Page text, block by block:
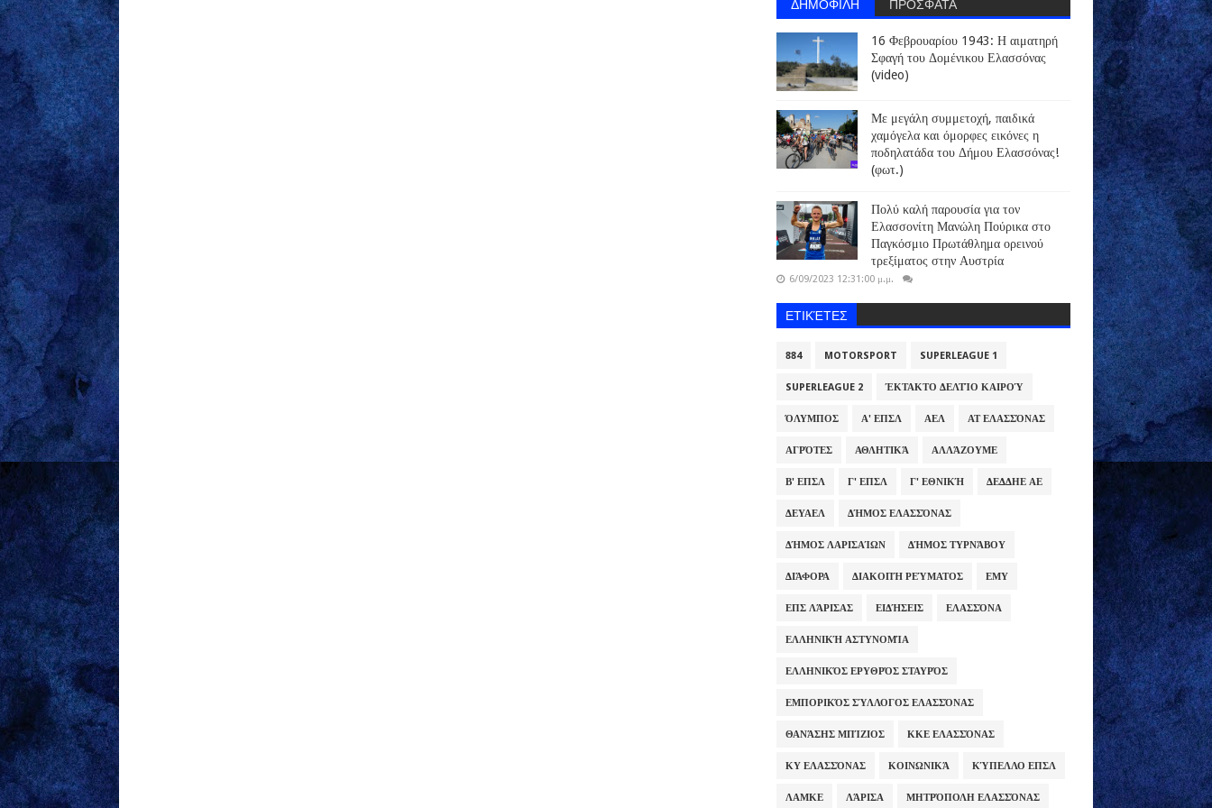
16 Φεβρουαρίου 1943: Η αιματηρή
Σφαγή του Δομένικου Ελασσόνας
(video)
Με μεγάλη συμμετοχή, παιδικά
χαμόγελα και όμορφες εικόνες η
ποδηλατάδα του Δήμου Ελασσόνας!
(φωτ.)
Πολύ καλή παρουσία για τον
Ελασσονίτη Μανώλη Πούρικα στο
Παγκόσμιο Πρωτάθλημα ορεινού
τρεξίματος στην Αυστρία
6/09/2023 12:31:00 μ.μ.
ΕΤΙΚΈΤΕΣ
884 MOTORSPORT SUPERLEAGUE 1
SUPERLEAGUE 2 ΈΚΤΑΚΤΟ ΔΕΛΤΊΟ ΚΑΙΡΟΎ
ΌΛΥΜΠΟΣ Α' ΕΠΣΛ ΑΕΛ ΑΤ ΕΛΑΣΣΌΝΑΣ
ΑΓΡΌΤΕΣ ΑΘΛΗΤΙΚΆ ΑΛΛΆΖΟΥΜΕ
Β' ΕΠΣΛ Γ' ΕΠΣΛ Γ' ΕΘΝΙΚΉ ΔΕΔΔΗΕ ΑΕ
ΔΕΥΑΕΛ ΔΉΜΟΣ ΕΛΑΣΣΌΝΑΣ
ΔΉΜΟΣ ΛΑΡΙΣΑΊΩΝ ΔΉΜΟΣ ΤΥΡΝΆΒΟΥ
ΔΙΆΦΟΡΑ ΔΙΑΚΟΠΉ ΡΕΎΜΑΤΟΣ ΕΜΥ
ΕΠΣ ΛΆΡΙΣΑΣ ΕΙΔΉΣΕΙΣ ΕΛΑΣΣΌΝΑ
ΕΛΛΗΝΙΚΉ ΑΣΤΥΝΟΜΊΑ
ΕΛΛΗΝΙΚΌΣ ΕΡΥΘΡΌΣ ΣΤΑΥΡΌΣ
ΕΜΠΟΡΙΚΌΣ ΣΎΛΛΟΓΟΣ ΕΛΑΣΣΌΝΑΣ
ΘΑΝΆΣΗΣ ΜΠΊΖΙΟΣ ΚΚΕ ΕΛΑΣΣΌΝΑΣ
ΚΥ ΕΛΑΣΣΌΝΑΣ ΚΟΙΝΩΝΙΚΆ ΚΎΠΕΛΛΟ ΕΠΣΛ
ΛΑΜΚΕ ΛΆΡΙΣΑ ΜΗΤΡΌΠΟΛΗ ΕΛΑΣΣΌΝΑΣ